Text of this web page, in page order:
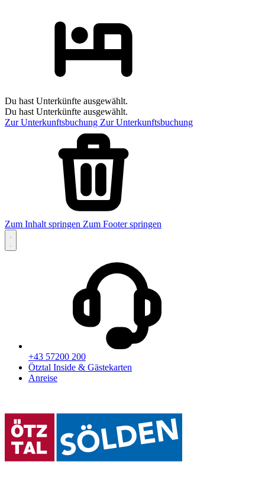
Du hast Unterkünfte ausgewählt.
Du hast Unterkünfte ausgewählt.
Zur Unterkunftsbuchung Zur Unterkunftsbuchung
Zum Inhalt springen Zum Footer springen
+43 57200 200
Ötztal Inside & Gästekarten
Anreise